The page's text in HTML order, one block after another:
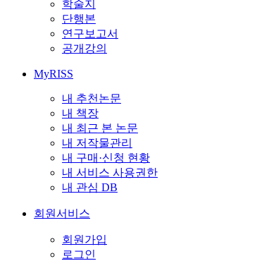
학술지
단행본
연구보고서
공개강의
MyRISS
내 추천논문
내 책장
내 최근 본 논문
내 저작물관리
내 구매·신청 현황
내 서비스 사용권한
내 관심 DB
회원서비스
회원가입
로그인